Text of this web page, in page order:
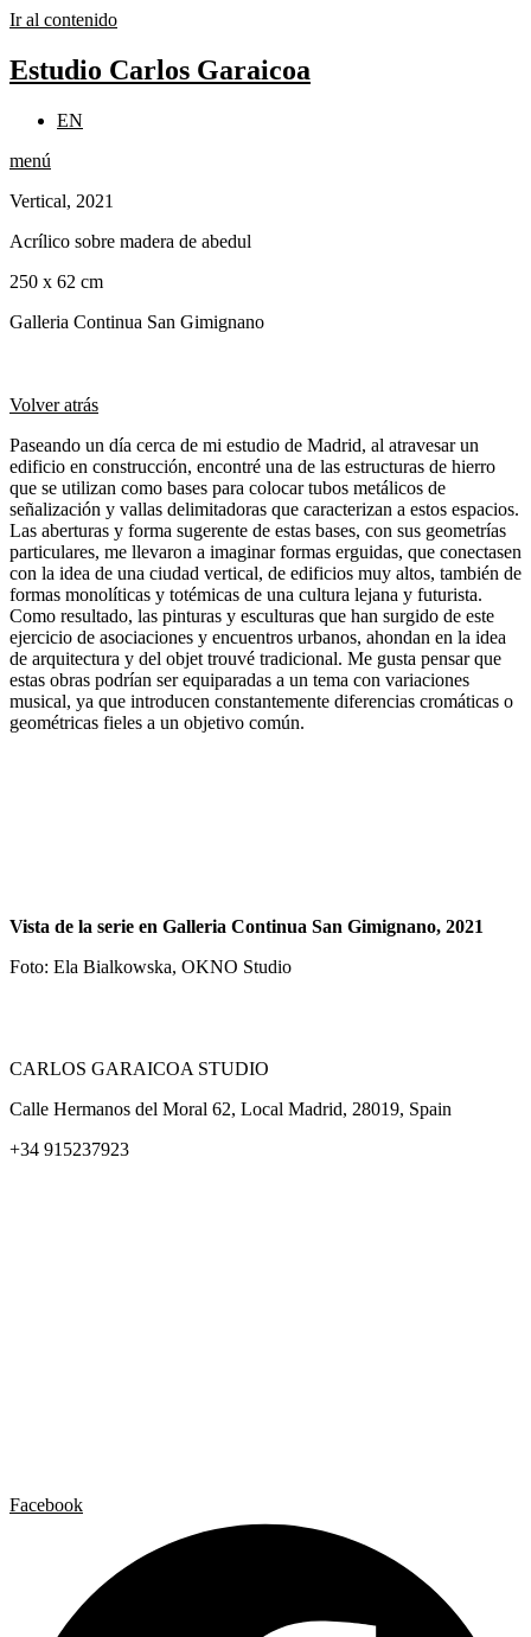
Ir al contenido
Estudio Carlos Garaicoa
EN
menú
Vertical, 2021
Acrílico sobre madera de abedul
250 x 62 cm
Galleria Continua San Gimignano
Volver atrás
Paseando un día cerca de mi estudio de Madrid, al atravesar un
edificio en construcción, encontré una de las estructuras de hierro
que se utilizan como bases para colocar tubos metálicos de
señalización y vallas delimitadoras que caracterizan a estos espacios.
Las aberturas y forma sugerente de estas bases, con sus geometrías
particulares, me llevaron a imaginar formas erguidas, que conectasen
con la idea de una ciudad vertical, de edificios muy altos, también de
formas monolíticas y totémicas de una cultura lejana y futurista.
Como resultado, las pinturas y esculturas que han surgido de este
ejercicio de asociaciones y encuentros urbanos, ahondan en la idea
de arquitectura y del objet trouvé tradicional. Me gusta pensar que
estas obras podrían ser equiparadas a un tema con variaciones
musical, ya que introducen constantemente diferencias cromáticas o
geométricas fieles a un objetivo común.
Vista de la serie en Galleria Continua San Gimignano, 2021
Foto: Ela Bialkowska, OKNO Studio
CARLOS GARAICOA STUDIO
Calle Hermanos del Moral 62, Local Madrid, 28019, Spain
+34 915237923
Facebook